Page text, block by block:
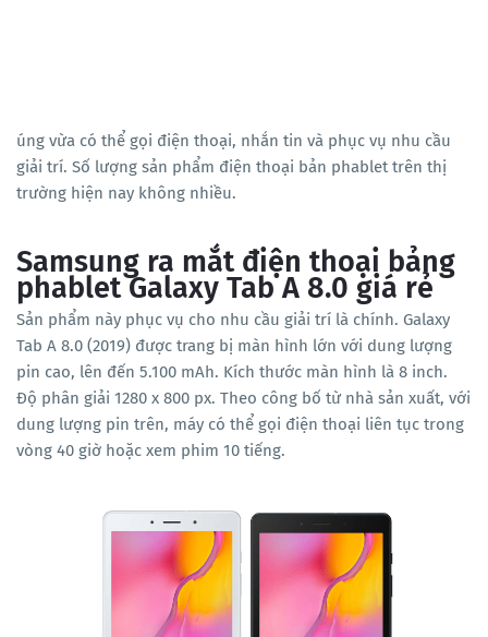
úng vừa có thể gọi điện thoại, nhắn tin và phục vụ nhu cầu
giải trí. Số lượng sản phẩm điện thoại bản phablet trên thị
trường hiện nay không nhiều.
Samsung ra mắt điện thoại bảng
phablet Galaxy Tab A 8.0 giá rẻ
Sản phẩm này phục vụ cho nhu cầu giải trí là chính. Galaxy
Tab A 8.0 (2019) được trang bị màn hình lớn với dung lượng
pin cao, lên đến 5.100 mAh. Kích thước màn hình là 8 inch.
Độ phân giải 1280 x 800 px. Theo công bố từ nhà sản xuất, với
dung lượng pin trên, máy có thể gọi điện thoại liên tục trong
vòng 40 giờ hoặc xem phim 10 tiếng.